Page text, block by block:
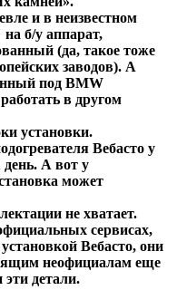
и в неизвестном
б/у аппарат,
(да, такое тоже
заводов). А
под BMW
в другом
установки.
Вебасто у
день. А вот у
может
не хватает.
сервисах,
Вебасто, они
неофициалам еще
детали.